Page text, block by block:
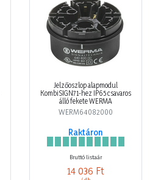
Jelzőoszlop alapmodul
KombiSIGN71-hez IP65 csavaros
álló fekete WERMA
WERM64082000
Raktáron
Bruttó listaár
14 036 Ft